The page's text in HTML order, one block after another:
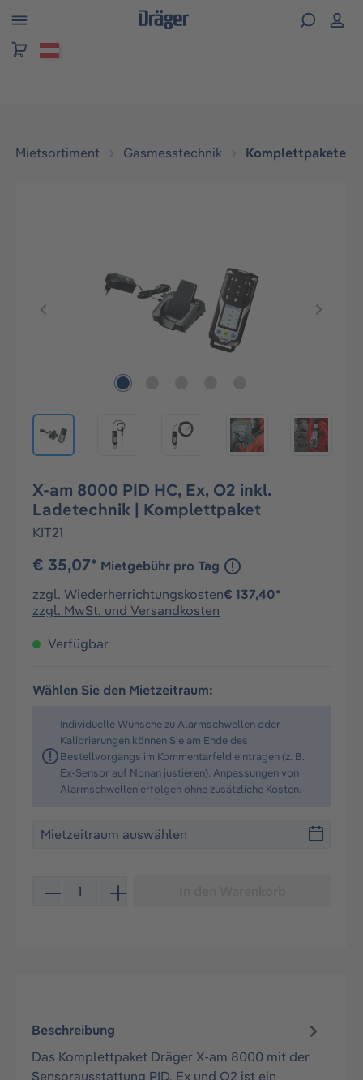
springen
Mietsortiment Gasmesstechnik Komplettpakete
X-am 8000 PID HC, Ex, O2 inkl.
Ladetechnik | Komplettpaket
KIT21
Mietgebühr pro Tag
€ 35,07*
zzgl. Wiederherrichtungskosten€ 137,40*
zzgl. MwSt. und Versandkosten
Verfügbar
Wählen Sie den Mietzeitraum:
Individuelle Wünsche zu Alarmschwellen oder
Kalibrierungen können Sie am Ende des
Bestellvorgangs im Kommentarfeld eintragen (z. B.
Ex-Sensor auf Nonan justieren). Anpassungen von
Alarmschwellen erfolgen ohne zusätzliche Kosten.
Produkt Anzahl: Gib den gewünschten Wert ein oder
Beschreibung
Das Komplettpaket Dräger X-am 8000 mit der
Sensorausstattung PID, Ex und O2 ist ein